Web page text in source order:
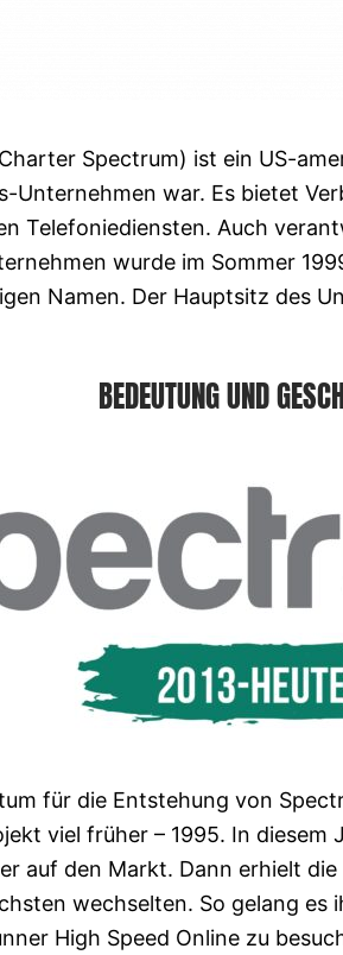
Spectrum) ist ein US-
Unternehmen war. Es bietet
Telefoniediensten. Auch
wurde im Sommer
Namen. Der Hauptsitz des
BEDEUTUNG UND
für die Entstehung von
viel früher – 1995. In diesem
auf den Markt. Dann erhielt
wechselten. So gelang es
High Speed ​​Online zu